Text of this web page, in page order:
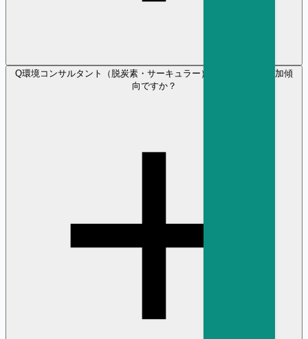
Q環境コンサルタント（脱炭素・サーキュラー） の採用需要は増加傾
向ですか？